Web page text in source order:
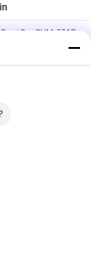
Cor CHM-551P
Pick and Place